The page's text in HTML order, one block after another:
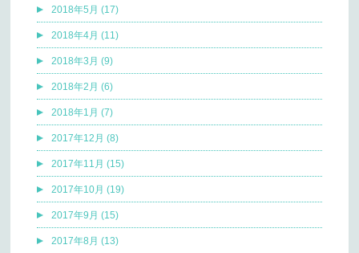
2018年5月 (17)
2018年4月 (11)
2018年3月 (9)
2018年2月 (6)
2018年1月 (7)
2017年12月 (8)
2017年11月 (15)
2017年10月 (19)
2017年9月 (15)
2017年8月 (13)